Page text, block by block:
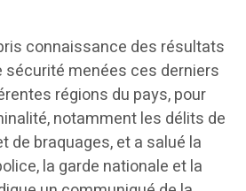
connaissance des résultats
sécurité menées ces derniers
régions du pays, pour
notamment les délits de
de braquages, et a salué la
la garde nationale et la